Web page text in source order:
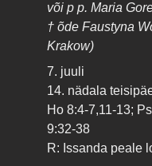
või p p. Maria
† õde Faustyna
Krakow)
7. juuli
14. nädala
Ho 8:4-7,11-13;
9:32-38
R: Issanda peale